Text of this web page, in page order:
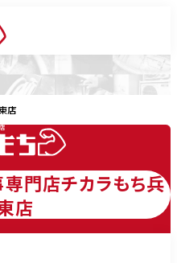
店
門店チカラもち兵
店